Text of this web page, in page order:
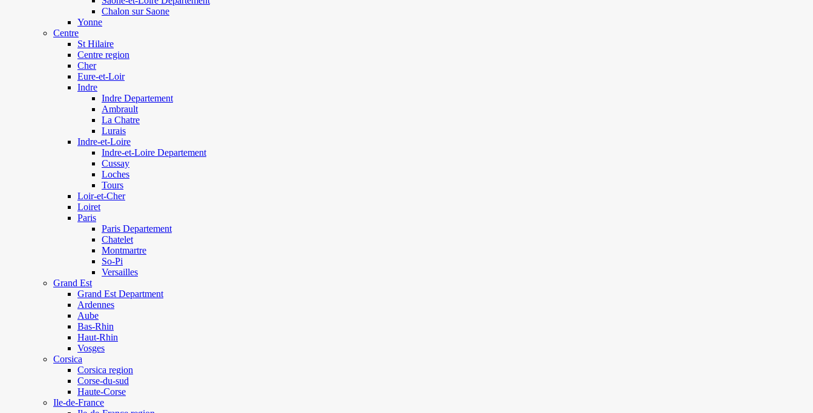
Chalon sur Saone
Yonne
Centre
St Hilaire
Centre region
Cher
Eure-et-Loir
Indre
Indre Departement
Ambrault
La Chatre
Lurais
Indre-et-Loire
Indre-et-Loire Departement
Cussay
Loches
Tours
Loir-et-Cher
Loiret
Paris
Paris Departement
Chatelet
Montmartre
So-Pi
Versailles
Grand Est
Grand Est Department
Ardennes
Aube
Bas-Rhin
Haut-Rhin
Vosges
Corsica
Corsica region
Corse-du-sud
Haute-Corse
Ile-de-France